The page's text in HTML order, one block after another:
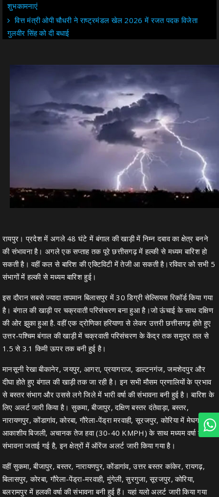
शुभकामनाएं
वित्त मंत्री ओपी चौधरी ने राष्ट्रमंडल खेल 2026 में रजत पदक विजेता
गुलवीर सिंह को दी बधाई
रायपुर। प्रदेश में अगले 48 घंटे में बंगाल की खाड़ी में निम्न दबाव का क्षेत्र बनने
की संभावना है। अगले एक सप्ताह तक पूरे छत्तीसगढ़ में हल्की से मध्यम बारिश हो
सकती है। वहीं कल से बारिश की एक्टिविटी में तेजी आ सकती है।रविवार को सभी 5
संभागों में हल्की से मध्यम बारिश हुई।
इस दौरान सबसे ज्यादा तापमान बिलासपुर में 30 डिग्री सेल्सियस रिकॉर्ड किया गया
है। बंगाल की खाड़ी पर चक्रवाती परिसंचरण बना हुआ है।जो ऊंचाई के साथ दक्षिण
की ओर झुका हुआ है. वहीं एक द्रोणिका हरियाणा से लेकर उत्तरी छत्तीसगढ़ होते हुए
उत्तर-पश्चिम बंगाल की खाड़ी में चक्रवाती परिसंचरण के केंद्र तक समुद्र तल से
1.5 से 3.1 किमी ऊपर तक बनी हुई है।
मानसूनी रेखा बीकानेर, जयपुर, आगरा, प्रयागराज, डाल्टनगंज, जमशेदपुर और
दीघा होते हुए बंगाल की खाड़ी तक जा रही है। इन सभी मौसम प्रणालियों के प्रभाव
से बस्तर संभाग और उससे लगे जिले में भारी वर्षा की संभावना बनी हुई है। बारिश के
लिए अलर्ट जारी किया है। सुकमा, बीजापुर, दक्षिण बस्तर दंतेवाड़ा, बस्तर,
नारायणपुर, कोंडागांव, कोरबा, गौरेला-पेंड्रा मरवाही, सूरजपुर, कोरिया में मेघगर्जन,
आकाशीय बिजली, अचानक तेज हवा (30-40 KMPH) के साथ मध्यम वर्षा की
संभावना जताई गई है, इन क्षेत्रों में ऑरेंज अलर्ट जारी किया गया है।
वहीं सुकमा, बीजापुर, बस्तर, नारायणपुर, कोंडागांव, उत्तर बस्तर कांकेर, रायगढ़,
बिलासपुर, कोरबा, गौरेला-पेंड्रा-मरवाही, मुंगेली, सुरगुजा, सूरजपुर, कोरिया,
बलरामपुर में हलकी वर्षा की संभावना बनी हुई हैं। यहां यलो अलर्ट जारी किया गया